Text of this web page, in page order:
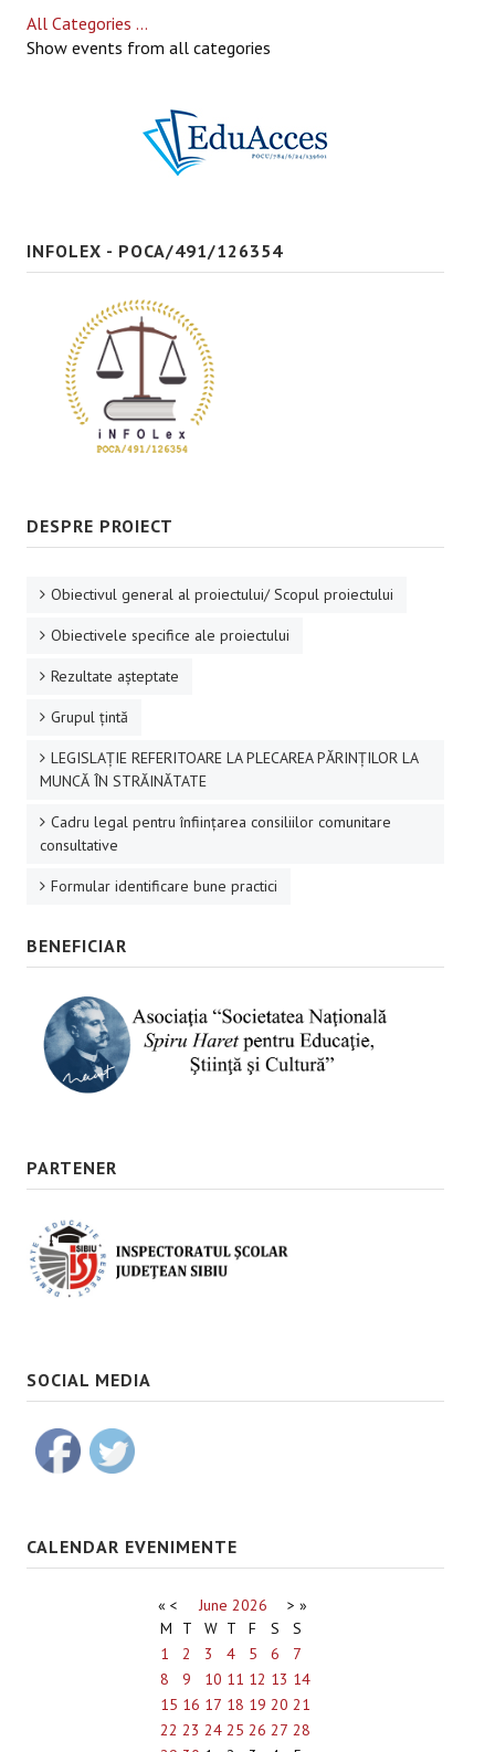
All Categories ...
Show events from all categories
INFOLEX - POCA/491/126354
DESPRE PROIECT
Obiectivul general al proiectului/ Scopul proiectului
Obiectivele specifice ale proiectului
Rezultate aşteptate
Grupul ţintă
LEGISLAȚIE REFERITOARE LA PLECAREA PĂRINȚILOR LA
MUNCĂ ÎN STRĂINĂTATE
Cadru legal pentru înființarea consiliilor comunitare
consultative
Formular identificare bune practici
BENEFICIAR
PARTENER
SOCIAL MEDIA
CALENDAR EVENIMENTE
« < June 2026 > »
M
T W T F S
S
1
2 3 4 5 6
7
8
9 10 11 12 13 14
15 16 17 18 19 20 21
22 23 24 25 26 27 28